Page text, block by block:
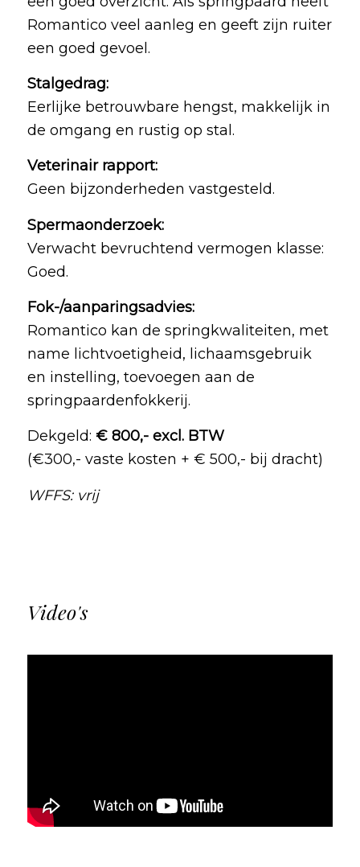
Romantico veel aanleg en geeft zijn ruiter
een goed gevoel.
Stalgedrag:
Eerlijke betrouwbare hengst, makkelijk in
de omgang en rustig op stal.
Veterinair rapport:
Geen bijzonderheden vastgesteld.
Spermaonderzoek:
Verwacht bevruchtend vermogen klasse:
Goed.
Fok-/aanparingsadvies:
Romantico kan de springkwaliteiten, met
name lichtvoetigheid, lichaamsgebruik
en instelling, toevoegen aan de
springpaardenfokkerij.
Dekgeld: € 800,- excl. BTW
(€300,- vaste kosten + € 500,- bij dracht)
WFFS: vrij
Video's